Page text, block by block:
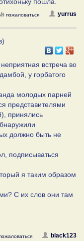
yurrus
пожаловаться
встреча во
у горбатого
молодых парней
представителями
принялись
должно быть не
подписываться
я таким образом
С их слов они там
black123